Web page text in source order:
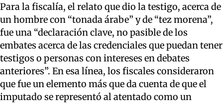
Para la fiscalía, el relato que dio la testigo, acerca de
un hombre con “tonada árabe” y de “tez morena”,
fue una “declaración clave, no pasible de los
embates acerca de las credenciales que puedan tener
testigos o personas con intereses en debates
anteriores”. En esa línea, los fiscales consideraron
que fue un elemento más que da cuenta de que el
imputado se representó al atentado como un